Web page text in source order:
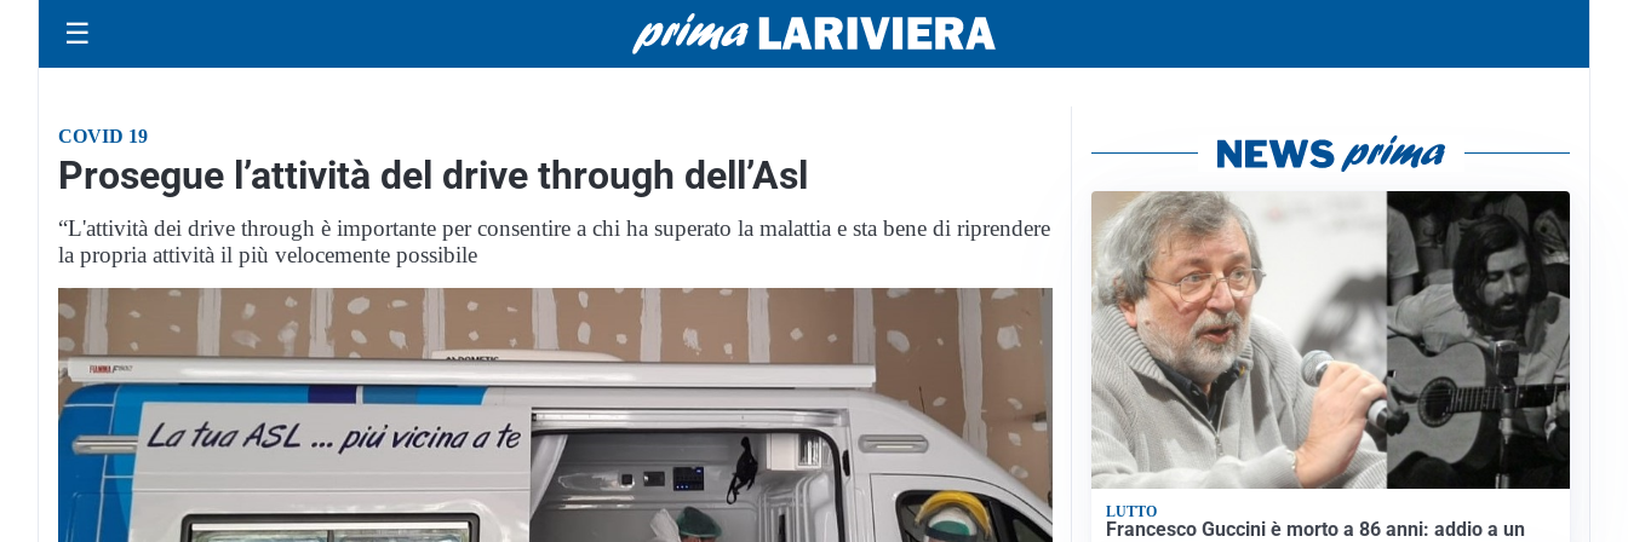
☰
COVID 19
Prosegue l’attività del drive through dell’Asl
“L'attività dei drive through è importante per consentire a chi ha superato la malattia e sta bene di riprendere
la propria attività il più velocemente possibile
LUTTO
Francesco Guccini è morto a 86 anni: addio a un